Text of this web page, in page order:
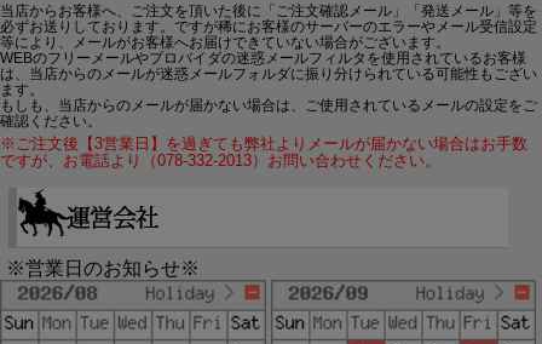
当店からお客様へ、ご注文を頂いた後に「ご注文確認メール」「発送メール」等を
必ずお送りしております。ですが稀にお客様のサーバーのエラーやメール受信設定
等により、メールがお客様へお届けできていない場合がございます。
WEBのフリーメールやプロバイダの迷惑メールフィルタを使用されているお客様
は、当店からのメールが迷惑メールフォルダに振り分けられている可能性もござい
ます。
もしも、当店からのメールが届かない場合は、ご使用されているメールの設定をご
確認ください。
※ご注文後【3営業日】を過ぎても弊社よりメールが届かない場合はお手数
ですが、お電話より（078-332-2013）お問い合わせください。
※営業日のお知らせ※